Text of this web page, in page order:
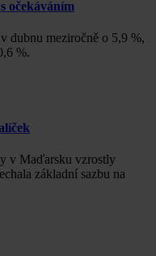
očekáváním
dubnu meziročně o 5,9 %,
%.
v Maďarsku vzrostly
základní sazbu na